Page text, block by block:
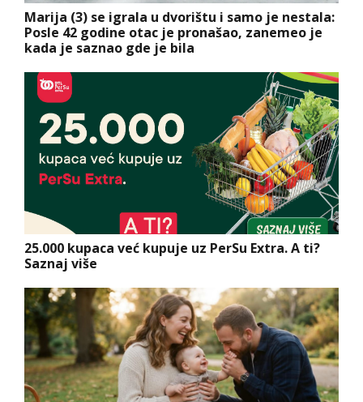
Marija (3) se igrala u dvorištu i samo je nestala:
Posle 42 godine otac je pronašao, zanemeo je
kada je saznao gde je bila
25.000 kupaca već kupuje uz PerSu Extra. A ti?
Saznaj više